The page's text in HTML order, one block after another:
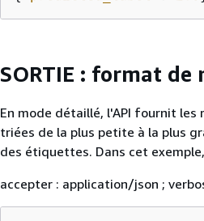
SORTIE : format de
En mode détaillé, l'API fournit
triées de la plus petite à la plus
des étiquettes. Dans cet
accepter : application/json ;